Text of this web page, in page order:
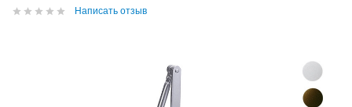
Написать отзыв